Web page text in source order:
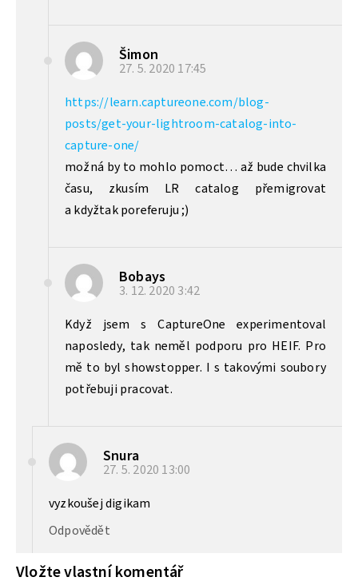
Šimon
27. 5. 2020 17:45
https://learn.captureone.com/blog-
posts/get-your-lightroom-catalog-into-
capture-one/
možná by to mohlo pomoct… až bude chvilka
času, zkusím LR catalog přemigrovat
a kdyžtak poreferuju ;)
Bobays
3. 12. 2020 3:42
Když jsem s CaptureOne experimentoval
naposledy, tak neměl podporu pro HEIF. Pro
mě to byl showstopper. I s takovými soubory
potřebuji pracovat.
Snura
27. 5. 2020 13:00
vyzkoušej digikam
Odpovědět
Vložte vlastní komentář